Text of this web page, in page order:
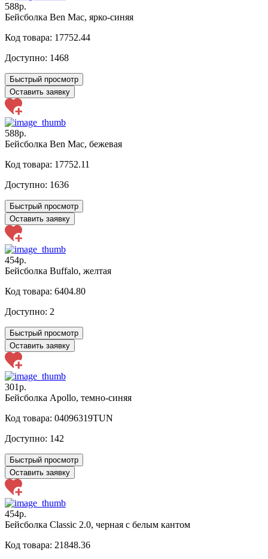
588р.
Бейсболка Ben Mac, ярко-синяя
Код товара: 17752.44
Доступно: 1468
Быстрый просмотр
Оставить заявку
588р.
Бейсболка Ben Mac, бежевая
Код товара: 17752.11
Доступно: 1636
Быстрый просмотр
Оставить заявку
454р.
Бейсболка Buffalo, желтая
Код товара: 6404.80
Доступно: 2
Быстрый просмотр
Оставить заявку
301р.
Бейсболка Apollo, темно-синяя
Код товара: 04096319TUN
Доступно: 142
Быстрый просмотр
Оставить заявку
454р.
Бейсболка Classic 2.0, черная с белым кантом
Код товара: 21848.36